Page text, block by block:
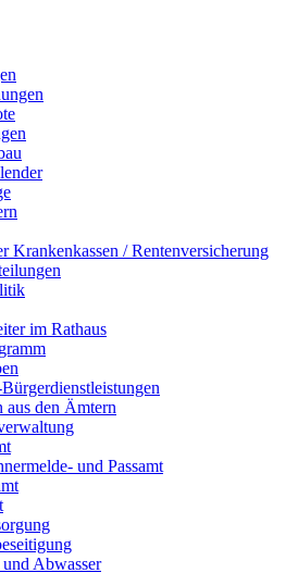
Krankenkassen / Rentenversicherung
im Rathaus
aus den Ämtern
und Passamt
und Abwasser